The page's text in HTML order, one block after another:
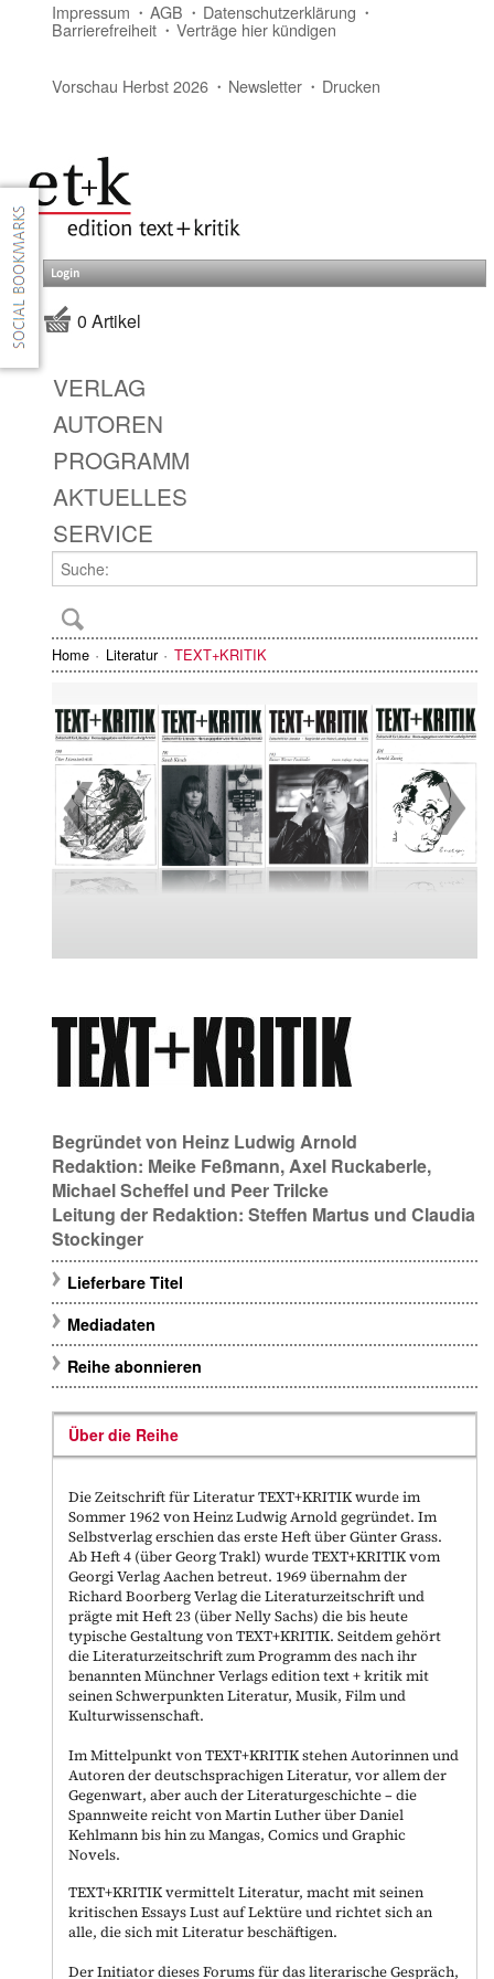
Impressum AGB Datenschutzerklärung
Barrierefreiheit Verträge hier kündigen
Vorschau Herbst 2026 Newsletter Drucken
Login
0 Artikel
VERLAG
AUTOREN
PROGRAMM
AKTUELLES
SERVICE
Home Literatur TEXT+KRITIK
Begründet von Heinz Ludwig Arnold
Redaktion: Meike Feßmann,Axel Ruckaberle,
Michael Scheffel und Peer Trilcke
Leitung der Redaktion: Steffen Martus und Claudia
Stockinger
Lieferbare Titel
Mediadaten
Reihe abonnieren
Über die Reihe
Die Zeitschrift für Literatur TEXT+KRITIK wurde im
Sommer 1962 von Heinz Ludwig Arnold gegründet. Im
Selbstverlag erschien das erste Heft über Günter Grass.
Ab Heft 4 (über Georg Trakl) wurde TEXT+KRITIK vom
Georgi Verlag Aachen betreut. 1969 übernahm der
Richard Boorberg Verlag die Literaturzeitschrift und
prägte mit Heft 23 (über Nelly Sachs) die bis heute
typische Gestaltung von TEXT+KRITIK. Seitdem gehört
die Literaturzeitschrift zum Programm des nach ihr
benannten Münchner Verlags edition text + kritik mit
seinen Schwerpunkten Literatur, Musik, Film und
Kulturwissenschaft.
Im Mittelpunkt von TEXT+KRITIK stehen Autorinnen und
Autoren der deutschsprachigen Literatur, vor allem der
Gegenwart, aber auch der Literaturgeschichte – die
Spannweite reicht von Martin Luther über Daniel
Kehlmann bis hin zu Mangas, Comics und Graphic
Novels.
TEXT+KRITIK vermittelt Literatur, macht mit seinen
kritischen Essays Lust auf Lektüre und richtet sich an
alle, die sich mit Literatur beschäftigen.
Der Initiator dieses Forums für das literarische Gespräch,